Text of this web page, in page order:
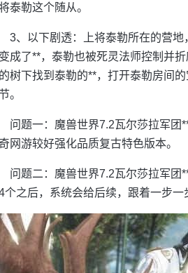
泰勒这个随从。
3、以下剧透：上将泰勒所在的营
成了**，泰勒也被死灵法师控制并
树下找到泰勒的**，打开泰勒房间
。
问题一：魔兽世界7.2瓦尔莎拉军
网游较好强化品质复古特色版本。
问题二：魔兽世界7.2瓦尔莎拉军
个之后，系统会给后续，跟着一步一